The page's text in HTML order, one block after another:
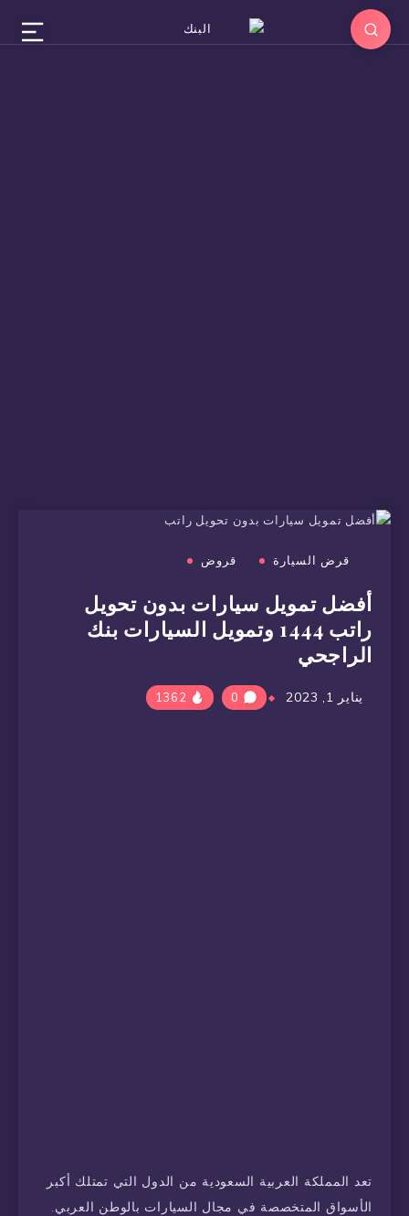
قرض السيارة قروض
أفضل تمويل سيارات بدون تحويل
راتب 1444 وتمويل السيارات بنك
الراجحي
يناير 1, 2023 0
تعد المملكة العربية السعودية من الدول التي تمتلك أكبر
الأسواق المتخصصة في مجال السيارات بالوطن العربي.